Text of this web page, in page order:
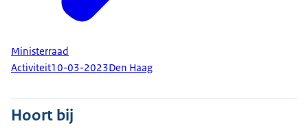
Ministerraad
Activiteit10-03-2023Den Haag
Hoort bij